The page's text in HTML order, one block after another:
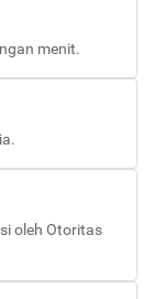
menit.
oleh Otoritas